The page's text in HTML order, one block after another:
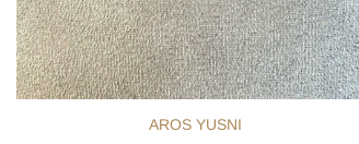
AROS YUSNI